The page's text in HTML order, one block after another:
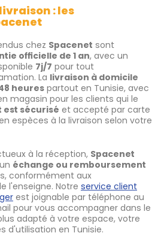
: les
chez Spacenet sont
officielle de 1 an, avec un
7j/7 pour tout
La livraison à domicile
heures partout en Tunisie, avec
magasin pour les clients qui le
est sécurisé et accepté par carte
espèces à la livraison selon votre
à la réception, Spacenet
échange ou remboursement
conformément aux
l'enseigne. Notre service client
est joignable par téléphone au
pour vous accompagner dans le
adapté à votre espace, votre
d'utilisation en Tunisie.